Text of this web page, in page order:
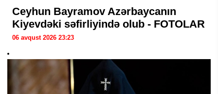
Ceyhun Bayramov Azərbaycanın
Kiyevdəki səfirliyində olub - FOTOLAR
06 avqust 2026 23:23